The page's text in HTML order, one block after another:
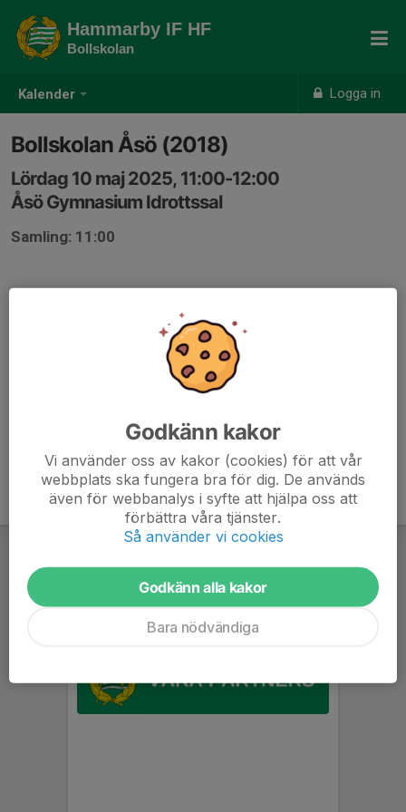
Kalender Logga in
Hammarby IF HF
Bollskolan
Bollskolan Åsö (2018)
Lördag 10 maj 2025, 11:00-12:00
Åsö Gymnasium Idrottssal
Samling: 11:00
Godkänn kakor
Vi använder oss av kakor (cookies) för att vår
webbplats ska fungera bra för dig. De används
även för webbanalys i syfte att hjälpa oss att
förbättra våra tjänster.
Så använder vi cookies
Godkänn alla kakor
Bara nödvändiga